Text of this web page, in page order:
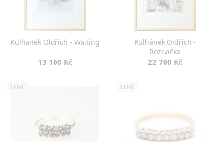
Kulhánek Oldřich - Waiting
13 100 Kč
Kulhánek Oldřich -
Rozcvička
22 700 Kč
NOVÉ NOVÉ